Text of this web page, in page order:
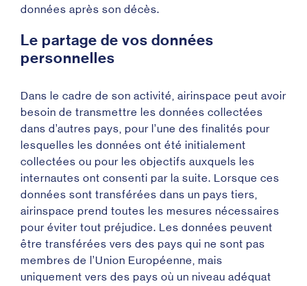
données après son décès.
Le partage de vos données
personnelles
Dans le cadre de son activité, airinspace peut avoir
besoin de transmettre les données collectées
dans d’autres pays, pour l’une des finalités pour
lesquelles les données ont été initialement
collectées ou pour les objectifs auxquels les
internautes ont consenti par la suite. Lorsque ces
données sont transférées dans un pays tiers,
airinspace prend toutes les mesures nécessaires
pour éviter tout préjudice. Les données peuvent
être transférées vers des pays qui ne sont pas
membres de l’Union Européenne, mais
uniquement vers des pays où un niveau adéquat